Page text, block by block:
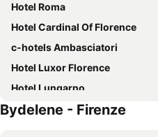
Hotel Roma
Hotel Cardinal Of Florence
c-hotels Ambasciatori
Hotel Luxor Florence
Hotel Lungarno
Italiana Hotels Florence
Bydelene - Firenze